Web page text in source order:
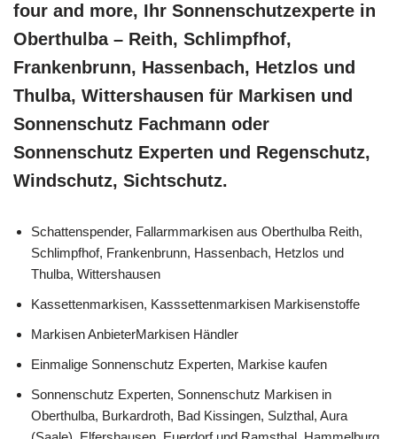
four and more, Ihr Sonnenschutzexperte in
Oberthulba – Reith, Schlimpfhof,
Frankenbrunn, Hassenbach, Hetzlos und
Thulba, Wittershausen für Markisen und
Sonnenschutz Fachmann oder
Sonnenschutz Experten und Regenschutz,
Windschutz, Sichtschutz.
Schattenspender, Fallarmmarkisen aus Oberthulba Reith,
Schlimpfhof, Frankenbrunn, Hassenbach, Hetzlos und
Thulba, Wittershausen
Kassettenmarkisen, Kasssettenmarkisen Markisenstoffe
Markisen AnbieterMarkisen Händler
Einmalige Sonnenschutz Experten, Markise kaufen
Sonnenschutz Experten, Sonnenschutz Markisen in
Oberthulba, Burkardroth, Bad Kissingen, Sulzthal, Aura